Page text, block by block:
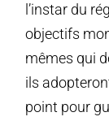
l’instar du
objectifs
mêmes qui
ils
point pour